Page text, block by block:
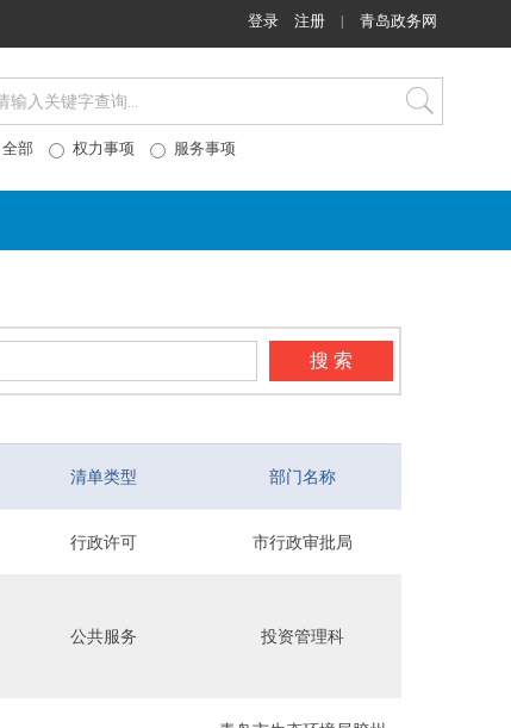
登录 注册 | 青岛政务网
全部 权力事项 服务事项
搜 索
清单类型 部门名称
行政许可 市行政审批局
公共服务 投资管理科